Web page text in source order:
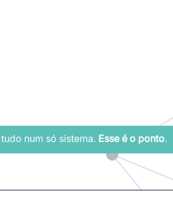
num só sistema. Esse é o ponto.